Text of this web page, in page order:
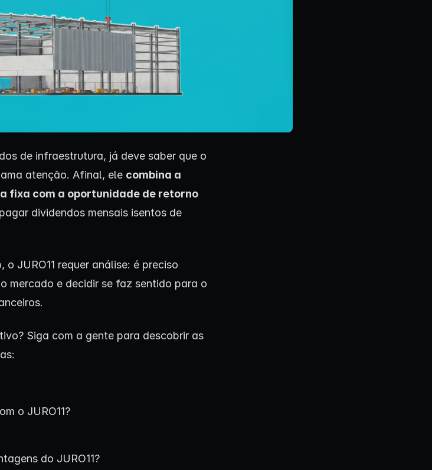
de infraestrutura, já deve saber que o
atenção. Afinal, ele combina a
fixa com a oportunidade de retorno
dividendos mensais isentos de
JURO11 requer análise: é preciso
mercado e decidir se faz sentido para o
Siga com a gente para descobrir as
o JURO11?
do JURO11?